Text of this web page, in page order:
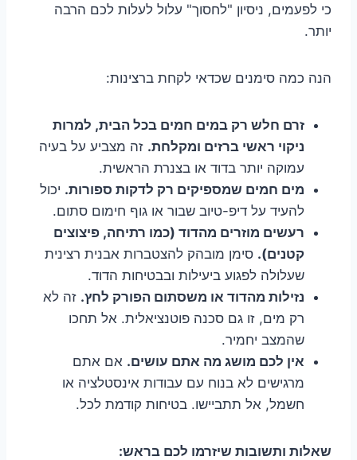
כי לפעמים, ניסיון "לחסוך" עלול לעלות לכם הרבה
יותר.
הנה כמה סימנים שכדאי לקחת ברצינות:
זרם חלש רק במים חמים בכל הבית, למרות
ניקוי ראשי ברזים ומקלחת. זה מצביע על בעיה
עמוקה יותר בדוד או בצנרת הראשית.
מים חמים שמספיקים רק לדקות ספורות. יכול
להעיד על דיפ-טיוב שבור או גוף חימום סתום.
רעשים מוזרים מהדוד (כמו רתיחה, פיצוצים
קטנים). סימן מובהק להצטברות אבנית רצינית
שעלולה לפגוע ביעילות ובבטיחות הדוד.
נזילות מהדוד או משסתום הפורק לחץ. זה לא
רק מים, זו גם סכנה פוטנציאלית. אל תחכו
שהמצב יחמיר.
אין לכם מושג מה אתם עושים. אם אתם
מרגישים לא בנוח עם עבודות אינסטלציה או
חשמל, אל תתביישו. בטיחות קודמת לכל.
שאלות ותשובות שיזרמו לכם בראש: